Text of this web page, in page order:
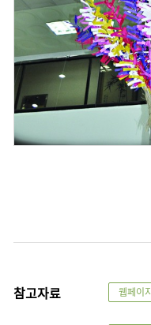
참고자료 웹페이지